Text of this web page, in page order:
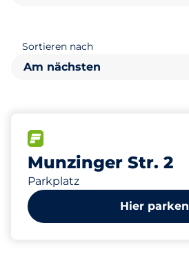
Sortieren nach
Am nächsten
Munzinger Str. 2
Parkplatz
Hier parken